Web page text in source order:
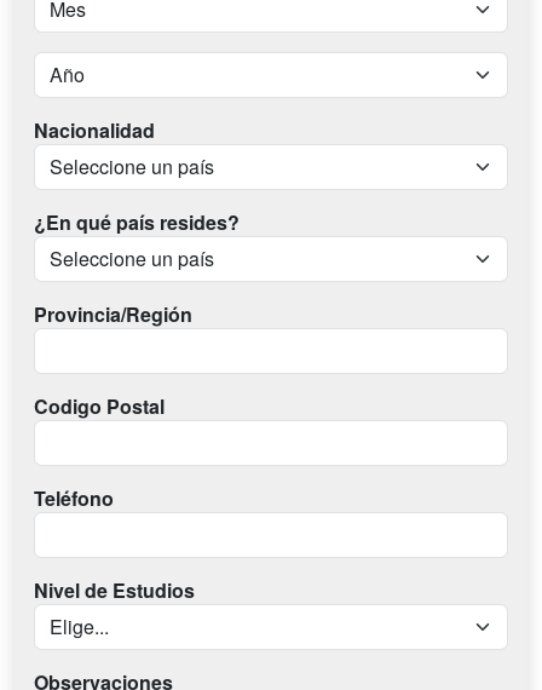
Nacionalidad
¿En qué país resides?
Provincia/Región
Codigo Postal
Teléfono
Nivel de Estudios
Observaciones